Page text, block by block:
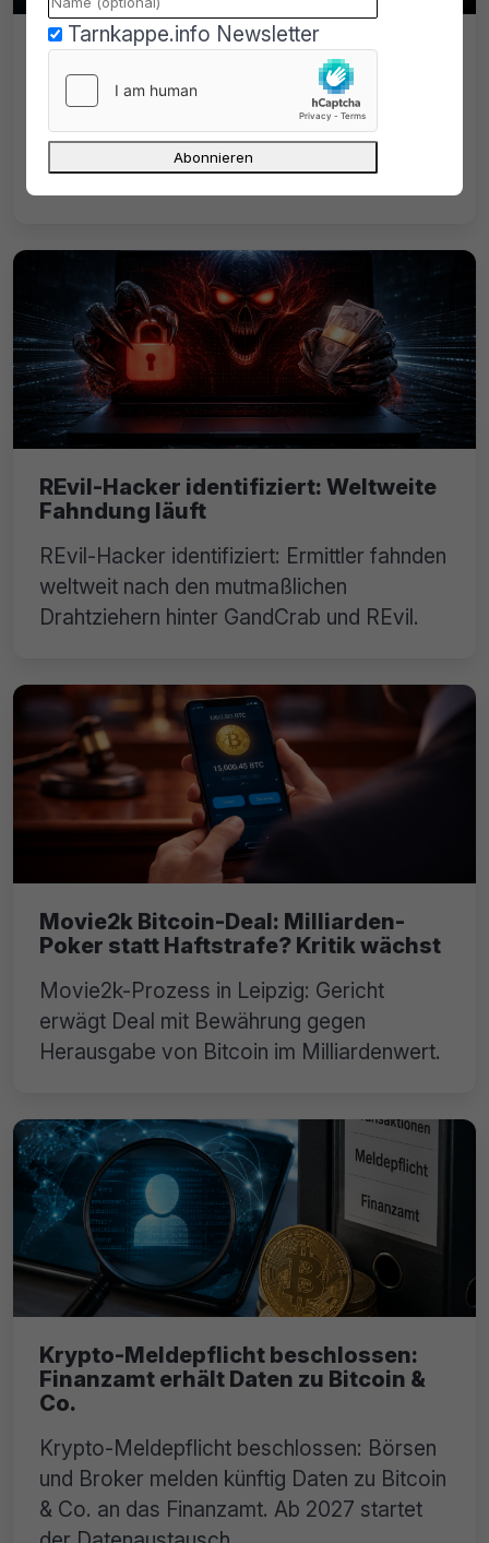
Claude AI rettet Bitcoin: KI öffnet
verlorenes 400.000-Dollar-Wallet
Claude AI rettet Bitcoin: Eine KI hilft dabei,
ein verlorenes Wallet mit fünf Bitcoin nach
elf Jahren wiederherzustellen.
REvil-Hacker identifiziert: Weltweite
Fahndung läuft
REvil-Hacker identifiziert: Ermittler fahnden
weltweit nach den mutmaßlichen
Drahtziehern hinter GandCrab und REvil.
Movie2k Bitcoin-Deal: Milliarden-
Poker statt Haftstrafe? Kritik wächst
Movie2k-Prozess in Leipzig: Gericht
erwägt Deal mit Bewährung gegen
Herausgabe von Bitcoin im Milliardenwert.
Krypto-Meldepflicht beschlossen:
Finanzamt erhält Daten zu Bitcoin &
Co.
Krypto-Meldepflicht beschlossen: Börsen
und Broker melden künftig Daten zu Bitcoin
& Co. an das Finanzamt. Ab 2027 startet
Tarnkappe.info Newsletter